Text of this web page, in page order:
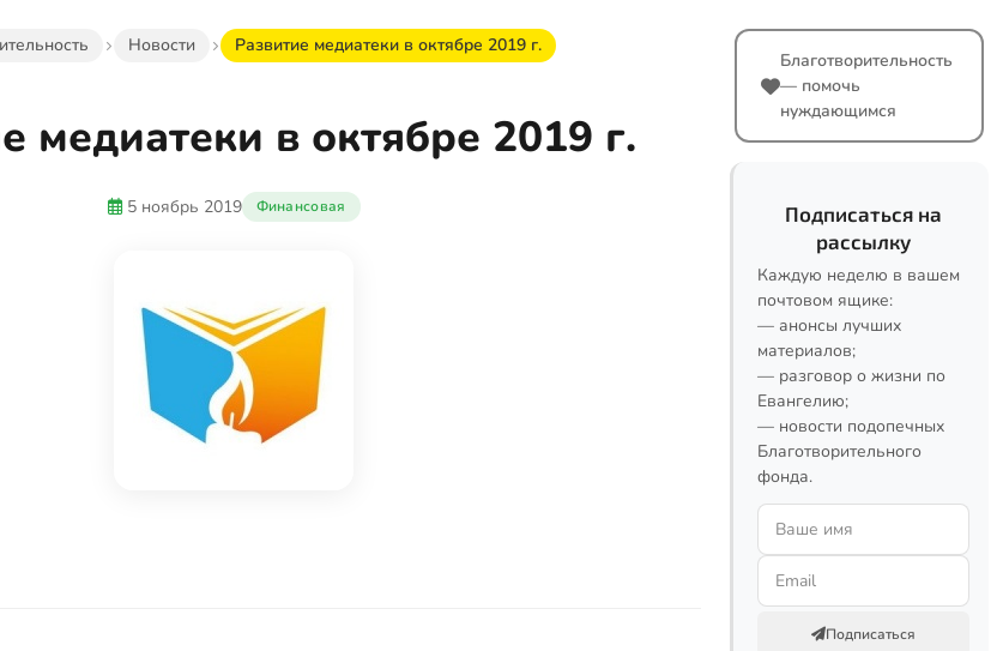
Новости Развитие медиатеки в октябре 2019 г.
медиатеки в октябре 2019 г.
5 ноябрь 2019 Финансовая
Благотворительность
— помочь
нуждающимся
Подписаться на
рассылку
Каждую неделю в вашем
почтовом ящике:
— анонсы лучших
материалов;
— разговор о жизни по
Евангелию;
— новости подопечных
Благотворительного
фонда.
Подписаться